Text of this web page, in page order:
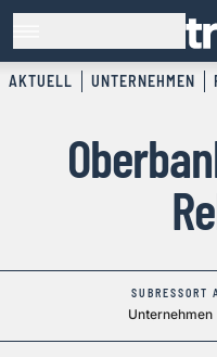
AKTUELL UNTERNEHMEN
SUBRESSORT
Unternehmen